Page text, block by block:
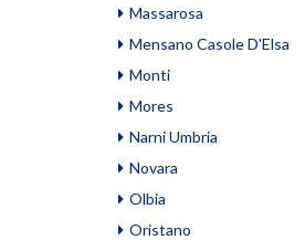
Massarosa
Mensano Casole D'Elsa
Monti
Mores
Narni Umbria
Novara
Olbia
Oristano